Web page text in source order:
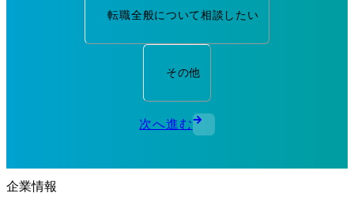
転職全般について相談したい
その他
次へ進む
企業情報